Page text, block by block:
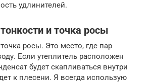
удлинителей.
и точка росы
росы. Это место, где пар
Если утеплитель расположен
будет скапливаться внутри
к плесени. Я всегда использую